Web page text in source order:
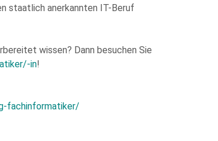
staatlich anerkannten IT-Beruf
wissen? Dann besuchen Sie
in!
fachinformatiker/